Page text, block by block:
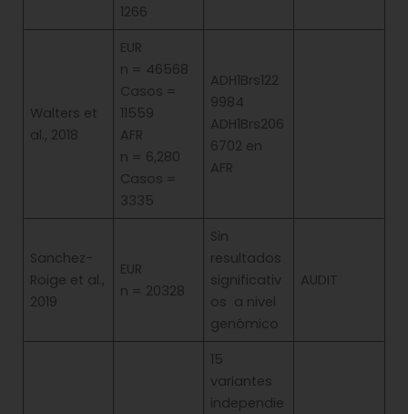
1266
Walters et
al., 2018
EUR
n = 46568
Casos =
11559
AFR
n = 6,280
Casos =
3335
ADH1Brs122
9984
ADH1Brs206
6702 en
AFR
Sanchez-
Roige et al.,
2019
EUR
n = 20328
Sin
resultados
significativ
os a nivel
genómico
AUDIT
15
variantes
independie